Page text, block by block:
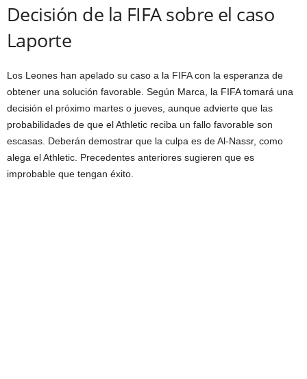
Decisión de la FIFA sobre el caso
Laporte
Los Leones han apelado su caso a la FIFA con la esperanza de
obtener una solución favorable. Según Marca, la FIFA tomará una
decisión el próximo martes o jueves, aunque advierte que las
probabilidades de que el Athletic reciba un fallo favorable son
escasas. Deberán demostrar que la culpa es de Al-Nassr, como
alega el Athletic. Precedentes anteriores sugieren que es
improbable que tengan éxito.